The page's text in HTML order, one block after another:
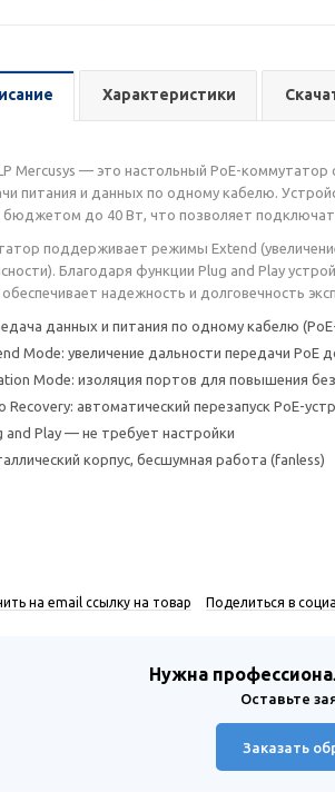
Характеристики
Mercusys — это настольный PoE-
питания и данных по одному кабелю.
до 40 Вт, что позволяет
поддерживает режимы Extend
Благодаря функции Plug and Play
обеспечивает надежность и долговечность
данных и питания по одному кабелю
Mode: увеличение дальности передачи PoE
Mode: изоляция портов для повышения
Recovery: автоматический перезапуск PoE-
and Play — не требует настройки
корпус, бесшумная работа (fanless)
на email ссылку на товар Поделиться в
Нужна
Оставьте
Заказать